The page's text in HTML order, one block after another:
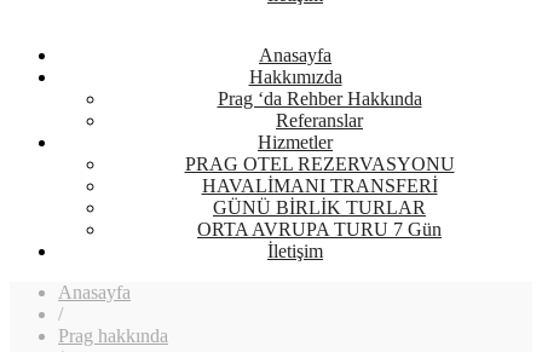
Anasayfa
Hakkımızda
Prag ‘da Rehber Hakkında
Referanslar
Hizmetler
PRAG OTEL REZERVASYONU
HAVALİMANI TRANSFERİ
GÜNÜ BİRLİK TURLAR
ORTA AVRUPA TURU 7 Gün
İletişim
Anasayfa
/
Prag hakkında